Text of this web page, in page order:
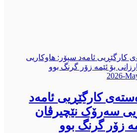
2026-
کارگێڕیی ئامەد
سەرۆک نێچیرڤان
زۆر گرنگ بوو